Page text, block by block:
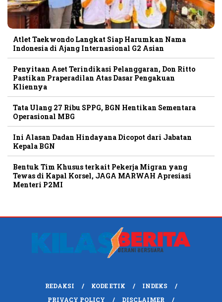
Atlet Taekwondo Langkat Siap Harumkan Nama
Indonesia di Ajang Internasional G2 Asian
Penyitaan Aset Terindikasi Pelanggaran, Don Ritto
Pastikan Praperadilan Atas Dasar Pengakuan
Kliennya
Tata Ulang 27 Ribu SPPG, BGN Hentikan Sementara
Operasional MBG
Ini Alasan Dadan Hindayana Dicopot dari Jabatan
Kepala BGN
Bentuk Tim Khusus terkait Pekerja Migran yang
Tewas di Kapal Korsel, JAGA MARWAH Apresiasi
Menteri P2MI
REDAKSI KODE ETIK
INDEKS
PRIVACY POLICY
DISCLAIMER